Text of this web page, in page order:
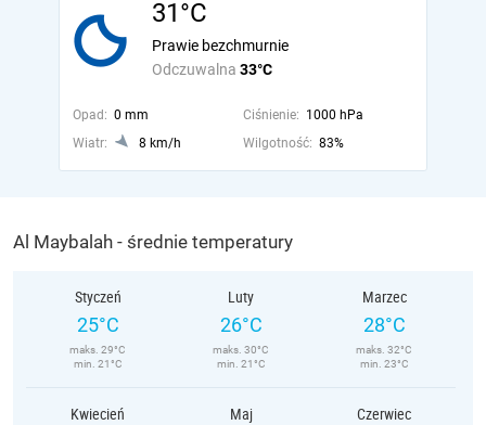
31°C
Odczuwalna 33°C
Prawie bezchmurnie
Opad: 0 mm Ciśnienie: 1000 hPa
Wiatr:
8 km/h Wilgotność: 83%
Al Maybalah - średnie temperatury
Styczeń
25°C
maks. 29°C
min. 21°C
Luty
26°C
maks. 30°C
min. 21°C
Marzec
28°C
maks. 32°C
min. 23°C
Kwiecień Maj Czerwiec